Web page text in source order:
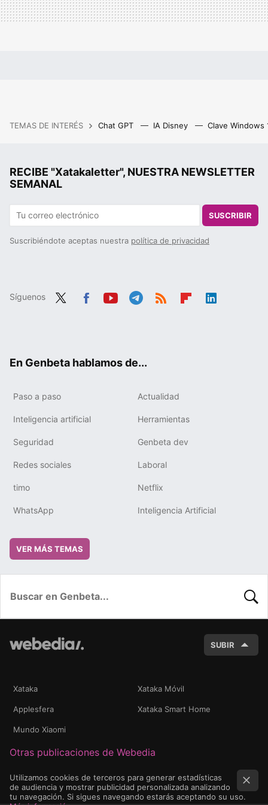
TEMAS DE INTERÉS Chat GPT IA Disney Clave Windows
RECIBE "Xatakaletter", NUESTRA NEWSLETTER
SEMANAL
SUSCRIBIR
Suscribiéndote aceptas nuestra política de privacidad
Síguenos
En Genbeta hablamos de...
Paso a paso Actualidad
Inteligencia artificial Herramientas
Seguridad Genbeta dev
Redes sociales Laboral
timo Netflix
WhatsApp Inteligencia Artificial
VER MÁS TEMAS
SUBIR
Xataka Xataka Móvil
Applesfera Xataka Smart Home
Mundo Xiaomi
Otras publicaciones de Webedia
Utilizamos cookies de terceros para generar estadísticas
de audiencia y mostrar publicidad personalizada analizando
tu navegación. Si sigues navegando estarás aceptando su uso.